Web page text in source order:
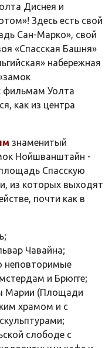
Диснея и
Здесь есть свой
Сан-Марко», свой
«Спасская Башня»
набережная
фильмам Уолта
как из центра
знаменитый
Нойшванштайн -
Спасскую
из которых выходят
почти как в
Чавайна;
неповторимые
и Брюгге;
Марии (Площади
храмом и с
слободе с